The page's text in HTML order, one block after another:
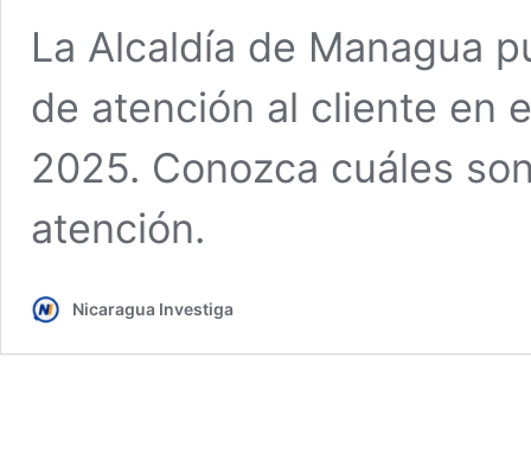
La Alcaldía de Managua
de atención al cliente en
2025. Conozca cuáles
atención.
Nicaragua Investiga